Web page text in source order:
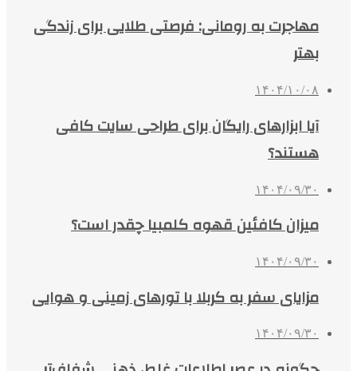
مهاجرت به رومانی: فرصتی طلایی برای زندگی
بهتر
۱۴۰۴/۱۰/۰۸
آیا ابزارهای رایگان برای طراحی سایت کافی
هستند؟
۱۴۰۴/۰۹/۳۰
میزان کافئین قهوه کلمبیا چقدر است؟
۱۴۰۴/۰۹/۳۰
مزایای سفر به کربلا با تورهای زمینی و هوایی
۱۴۰۴/۰۹/۳۰